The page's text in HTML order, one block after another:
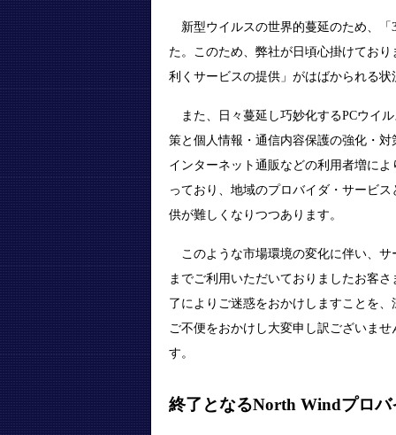
新型ウイルスの世界的蔓延のため、「
た。このため、弊社が日頃心掛けてお
利くサービスの提供」がはばかられる状
また、日々蔓延し巧妙化するPCウイ
策と個人情報・通信内容保護の強化・
インターネット通販などの利用者増に
っており、地域のプロバイダ・サービ
供が難しくなりつつあります。
このような市場環境の変化に伴い、サ
までご利用いただいておりましたお客
了によりご迷惑をおかけしますことを
ご不便をおかけし大変申し訳ございま
す。
終了となるNorth Windプロバ